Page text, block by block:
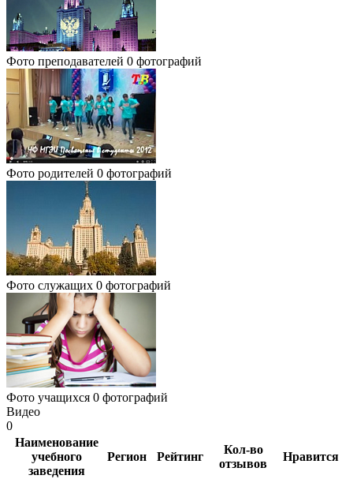
Фото преподавателей 0 фотографий
Фото родителей 0 фотографий
Фото служащих 0 фотографий
Фото учащихся 0 фотографий
Видео
0
Наименование
учебного
заведения
Регион Рейтинг
Кол-во
отзывов
Нравится